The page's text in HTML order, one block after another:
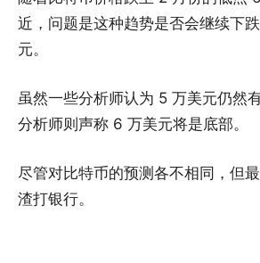
近，问题是这种趋势是否会继续下
元。
虽然一些分析师认为 5 万美元仍然
分析师则声称 6 万美元将是底部。
尽管对比特币的预测各不相同，但
渣打银行。